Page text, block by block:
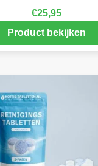
€25,95
Product bekijken